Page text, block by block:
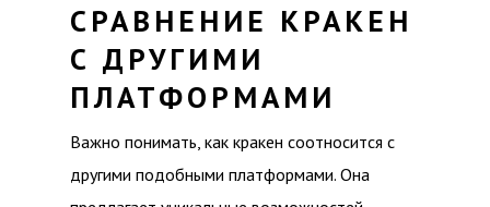
СРАВНЕНИЕ КРАКЕН
С ДРУГИМИ
ПЛАТФОРМАМИ
Важно понимать, как кракен соотносится с
другими подобными платформами. Она